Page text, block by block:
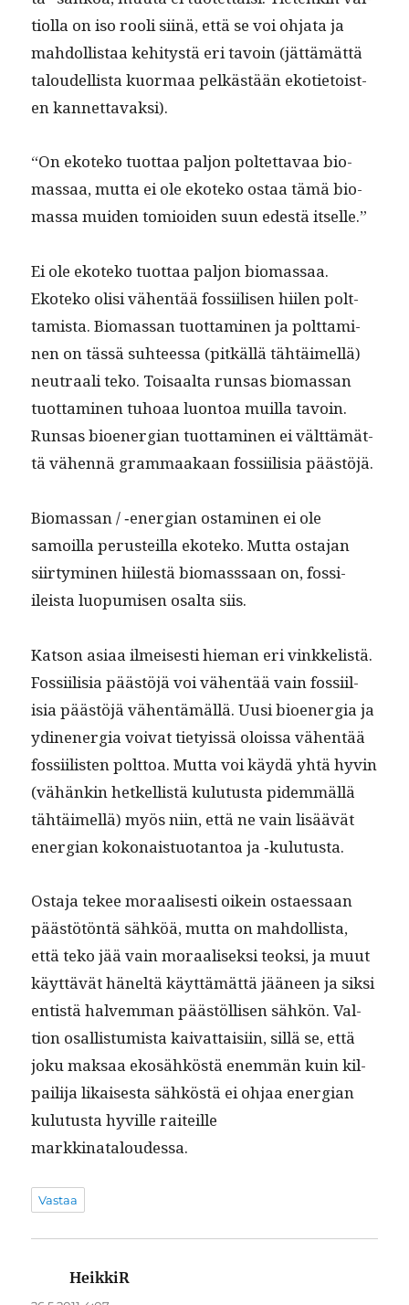
ti­ol­la on iso rooli siinä, että se voi ohja­ta ja
mah­dol­lis­taa kehi­tys­tä eri tavoin (jät­tämät­tä
taloudel­lista kuor­maa pelkästään ekoti­etois­t­
en kannettavaksi).
“On ekoteko tuot­taa paljon poltet­tavaa bio­
mas­saa, mut­ta ei ole ekoteko ostaa tämä bio­
mas­sa muiden tomioiden suun edestä itselle.”
Ei ole ekoteko tuot­taa paljon bio­mas­saa.
Ekoteko olisi vähen­tää fos­si­ilisen hiilen polt­
tamista. Bio­mas­san tuot­ta­mi­nen ja polt­ta­mi­
nen on tässä suh­teessa (pitkäl­lä tähtäimel­lä)
neu­traali teko. Toisaal­ta run­sas bio­mas­san
tuot­ta­mi­nen tuhoaa luon­toa muil­la tavoin.
Run­sas bioen­er­gian tuot­ta­mi­nen ei vält­tämät­
tä vähen­nä gram­maakaan fos­si­il­isia päästöjä.
Bio­mas­san / ‑ener­gian ost­a­mi­nen ei ole
samoil­la perusteil­la ekoteko. Mut­ta osta­jan
siir­tymi­nen hiilestä bio­mass­saan on, fos­si­
ileista luop­umisen osalta siis.
Kat­son asi­aa ilmeis­es­ti hie­man eri vinkke­listä.
Fos­si­il­isia päästöjä voi vähen­tää vain fos­si­il­
isia päästöjä vähen­tämäl­lä. Uusi bioen­er­gia ja
ydinen­er­gia voivat tietyis­sä olois­sa vähen­tää
fos­si­ilis­ten polt­toa. Mut­ta voi käy­dä yhtä hyvin
(vähänkin het­kel­listä kulu­tus­ta pidem­mäl­lä
tähtäimel­lä) myös niin, että ne vain lisäävät
ener­gian kokon­ais­tuotan­toa ja ‑kulu­tus­ta.
Osta­ja tekee moraalis­es­ti oikein ostaes­saan
päästötön­tä sähköä, mut­ta on mah­dol­lista,
että teko jää vain moraalisek­si teok­si, ja muut
käyt­tävät häneltä käyt­tämät­tä jääneen ja sik­si
entistä halvem­man päästöl­lisen sähkön. Val­
tion osal­lis­tu­mista kai­vat­taisi­in, sil­lä se, että
joku mak­saa ekosähköstä enem­män kuin kil­
pail­i­ja likaises­ta sähköstä ei ohjaa ener­gian
kulu­tus­ta hyville raiteille
markkinataloudessa.
Vastaa
HeikkiR